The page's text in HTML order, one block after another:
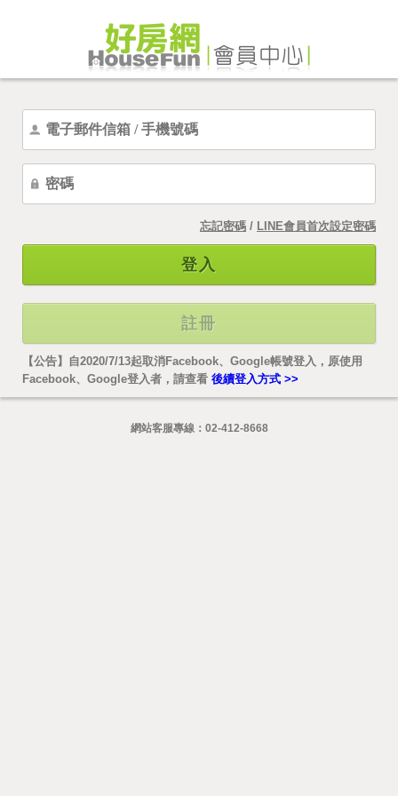
忘記密碼 / LINE會員首次設定密碼
登入
註冊
【公告】自2020/7/13起取消Facebook、Google帳號登入，原使用
Facebook、Google登入者，請查看 後續登入方式 >>
網站客服專線： 02-412-8668